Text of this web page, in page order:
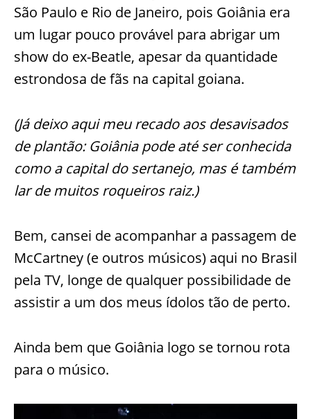
São Paulo e Rio de Janeiro, pois Goiânia era
um lugar pouco provável para abrigar um
show do ex-Beatle, apesar da quantidade
estrondosa de fãs na capital goiana.
(Já deixo aqui meu recado aos desavisados
de plantão: Goiânia pode até ser conhecida
como a capital do sertanejo, mas é também
lar de muitos roqueiros raiz.)
Bem, cansei de acompanhar a passagem de
McCartney (e outros músicos) aqui no Brasil
pela TV, longe de qualquer possibilidade de
assistir a um dos meus ídolos tão de perto.
Ainda bem que Goiânia logo se tornou rota
para o músico.